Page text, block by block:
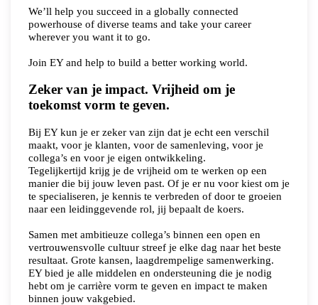
We’ll help you succeed in a globally connected
powerhouse of diverse teams and take your career
wherever you want it to go.
Join EY and help to build a better working world.
Zeker van je impact. Vrijheid om je
toekomst vorm te geven.
Bij EY kun je er zeker van zijn dat je echt een verschil
maakt, voor je klanten, voor de samenleving, voor je
collega’s en voor je eigen ontwikkeling.
Tegelijkertijd krijg je de vrijheid om te werken op een
manier die bij jouw leven past. Of je er nu voor kiest om je
te specialiseren, je kennis te verbreden of door te groeien
naar een leidinggevende rol, jij bepaalt de koers.
Samen met ambitieuze collega’s binnen een open en
vertrouwensvolle cultuur streef je elke dag naar het beste
resultaat. Grote kansen, laagdrempelige samenwerking.
EY bied je alle middelen en ondersteuning die je nodig
hebt om je carrière vorm te geven en impact te maken
binnen jouw vakgebied.